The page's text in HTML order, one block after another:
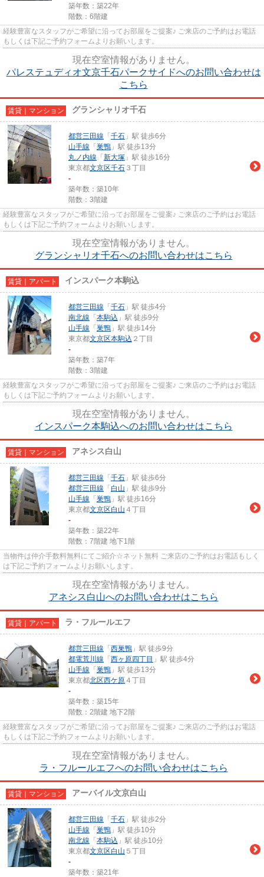
築年数：築22年
階数：6階建
経験豊富なスタッフがご希望に沿ってお部屋をご提案♪ ご来店のご予約はお電話
もしくは下記ご予約フォームよりお願いします。
現在空室情報がありません。
パレステュディオ文京千石パークサイドへのお問い合わせは
こちら
賃貸｜マンション グランシャリオ千石
都営三田線 「 千石 」駅 徒歩6分
山手線 「 巣鴨 」駅 徒歩13分
丸ノ内線 「 新大塚 」駅 徒歩16分
東京都文京区千石 ３丁目
-
築年数：築10年
階数：3階建
経験豊富なスタッフがご希望に沿ってお部屋をご提案♪ ご来店のご予約はお電話
もしくは下記ご予約フォームよりお願いします。
現在空室情報がありません。
グランシャリオ千石へのお問い合わせはこちら
賃貸｜アパート インスパーク本駒込
都営三田線 「 千石 」駅 徒歩4分
南北線 「 本駒込 」駅 徒歩9分
山手線 「 巣鴨 」駅 徒歩14分
東京都文京区本駒込 ２丁目
-
築年数：築7年
階数：3階建
経験豊富なスタッフがご希望に沿ってお部屋をご提案♪ ご来店のご予約はお電話
もしくは下記ご予約フォームよりお願いします。
現在空室情報がありません。
インスパーク本駒込へのお問い合わせはこちら
賃貸｜マンション アネシス白山
都営三田線 「 千石 」駅 徒歩6分
都営三田線 「 白山 」駅 徒歩9分
山手線 「 巣鴨 」駅 徒歩16分
東京都文京区白山 ４丁目
-
築年数：築22年
階数：7階建 地下1階
当物件は仲介手数料無料にてご紹介☆ネット無料 ご来店のご予約はお電話もしく
は下記ご予約フォームよりお願いします。
現在空室情報がありません。
アネシス白山へのお問い合わせはこちら
賃貸｜アパート ラ・フルールエフ
都営三田線 「 西巣鴨 」駅 徒歩9分
都電荒川線 「 西ヶ原四丁目 」駅 徒歩4分
山手線 「 巣鴨 」駅 徒歩13分
東京都北区西ケ原 ４丁目
-
築年数：築15年
階数：2階建 地下2階
経験豊富なスタッフがご希望に沿ってお部屋をご提案♪ ご来店のご予約はお電話
もしくは下記ご予約フォームよりお願いします。
現在空室情報がありません。
ラ・フルールエフへのお問い合わせはこちら
賃貸｜マンション アーバイル文京白山
都営三田線 「 千石 」駅 徒歩2分
山手線 「 巣鴨 」駅 徒歩10分
南北線 「 本駒込 」駅 徒歩10分
東京都文京区白山 ５丁目
-
築年数：築21年